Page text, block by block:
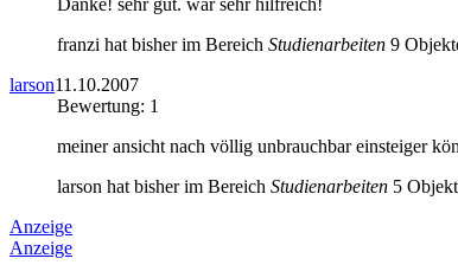
Danke! sehr gut. war sehr hilfreich!
franzi hat bisher im Bereich Studienarbeiten 9
larson11.10.2007
Bewertung: 1
meiner ansicht nach völlig unbrauchbar einsteiger
larson hat bisher im Bereich Studienarbeiten 5
Anzeige
Anzeige